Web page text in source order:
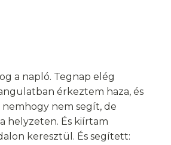
a napló. Tegnap elég
érkeztem haza, és
nem segít, de
helyzeten. És kiírtam
keresztül. És segített: